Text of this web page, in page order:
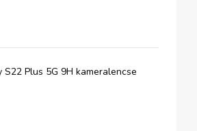
S22 Plus 5G 9H kameralencse